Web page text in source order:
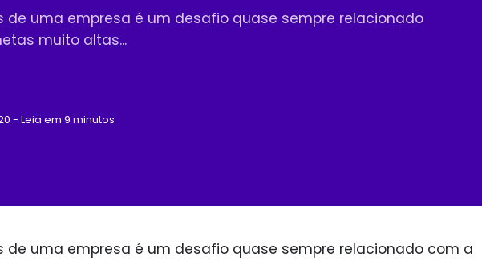
de uma empresa é um desafio quase sempre relacionado
muito altas...
- Leia em 9 minutos
de uma empresa é um desafio quase sempre relacionado com a